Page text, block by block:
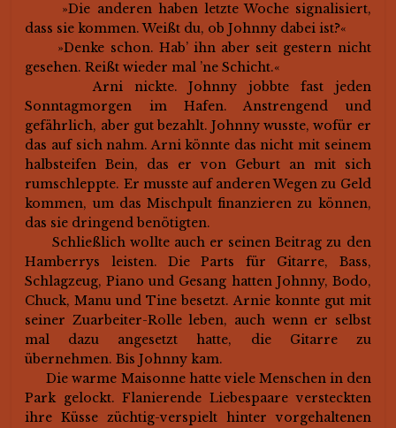
»Die anderen haben letzte Woche signalisiert,
dass sie kommen. Weißt du, ob Johnny dabei ist?«
»Denke schon. Hab’ ihn aber seit gestern nicht
gesehen. Reißt wieder mal ’ne Schicht.«
Arni nickte. Johnny jobbte fast jeden
Sonntagmorgen im Hafen. Anstrengend und
gefährlich, aber gut bezahlt. Johnny wusste, wofür er
das auf sich nahm. Arni könnte das nicht mit seinem
halbsteifen Bein, das er von Geburt an mit sich
rumschleppte. Er musste auf anderen Wegen zu Geld
kommen, um das Mischpult finanzieren zu können,
das sie dringend benötigten.
Schließlich wollte auch er seinen Beitrag zu den
Hamberrys leisten. Die Parts für Gitarre, Bass,
Schlagzeug, Piano und Gesang hatten Johnny, Bodo,
Chuck, Manu und Tine besetzt. Arnie konnte gut mit
seiner Zuarbeiter-Rolle leben, auch wenn er selbst
mal dazu angesetzt hatte, die Gitarre zu
übernehmen. Bis Johnny kam.
Die warme Maisonne hatte viele Menschen in den
Park gelockt. Flanierende Liebespaare versteckten
ihre Küsse züchtig-verspielt hinter vorgehaltenen